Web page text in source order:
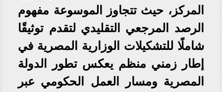
المركز، حيث تتجاوز الموسوعة مفهوم
الرصد المرجعي التقليدي لتقدم توثيقًا
شاملًا للتشكيلات الوزارية المصرية في
إطار زمني منظم يعكس تطور الدولة
المصرية ومسار العمل الحكومي عبر